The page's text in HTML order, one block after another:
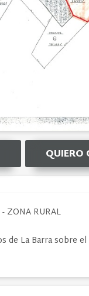
QUIERO
ZONA RURAL
de La Barra sobre el